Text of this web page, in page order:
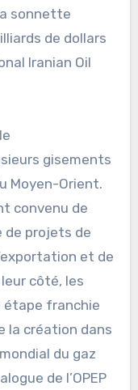
sonnette
de dollars
Iranian Oil
gisements
Moyen-Orient.
convenu de
de projets de
et de
côté, les
franchie
la création dans
du gaz
de l’OPEP